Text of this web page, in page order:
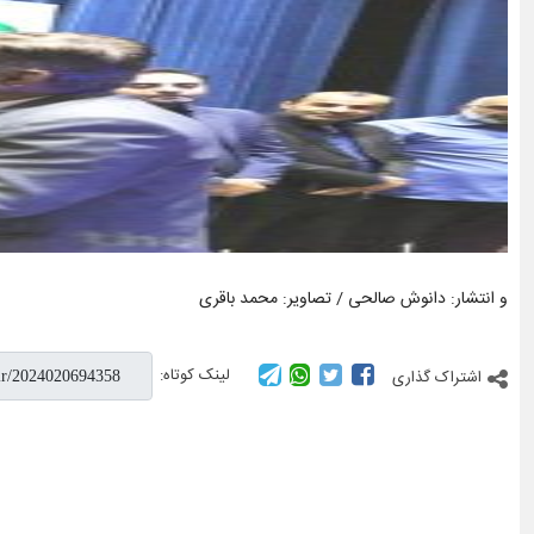
و انتشار: دانوش صالحی / تصاویر: محمد باقری
اشتراک گذاری لینک کوتاه: